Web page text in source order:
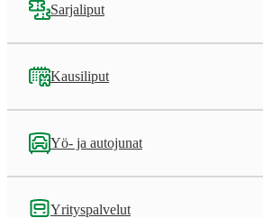
Sarjaliput
Kausiliput
Yö- ja autojunat
Yrityspalvelut